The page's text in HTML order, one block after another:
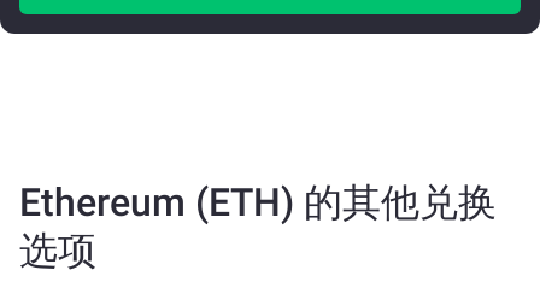
Ethereum (ETH) 的其他兑换
选项